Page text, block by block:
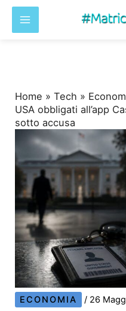
Home »Tech »
USA obbligati all’app
sotto accusa
ECONOMIA / 26